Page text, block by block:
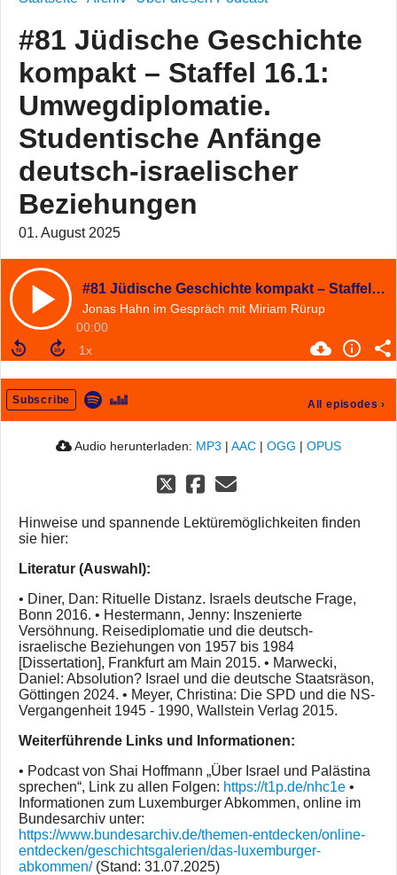
#81 Jüdische Geschichte
kompakt – Staffel 16.1:
Umwegdiplomatie.
Studentische Anfänge
deutsch-israelischer
Beziehungen
01. August 2025
#81 Jüdische Geschichte kompakt – Staffel 16.1: Umwegdiplomatie. Studentische Anfänge deutsch-israelischer Beziehungen
Jonas Hahn im Gespräch mit Miriam Rürup
00:00
Subscribe All episodes ›
Audio herunterladen: MP3 | AAC | OGG | OPUS
Hinweise und spannende Lektüremöglichkeiten finden
sie hier:
Literatur (Auswahl):
• Diner, Dan: Rituelle Distanz. Israels deutsche Frage,
Bonn 2016. • Hestermann, Jenny: Inszenierte
Versöhnung. Reisediplomatie und die deutsch-
israelische Beziehungen von 1957 bis 1984
[Dissertation], Frankfurt am Main 2015. • Marwecki,
Daniel: Absolution? Israel und die deutsche Staatsräson,
Göttingen 2024. • Meyer, Christina: Die SPD und die NS-
Vergangenheit 1945 - 1990, Wallstein Verlag 2015.
Weiterführende Links und Informationen:
• Podcast von Shai Hoffmann „Über Israel und Palästina
sprechen“, Link zu allen Folgen: https://t1p.de/nhc1e •
Informationen zum Luxemburger Abkommen, online im
Bundesarchiv unter:
https://www.bundesarchiv.de/themen-entdecken/online-
entdecken/geschichtsgalerien/das-luxemburger-
abkommen/(Stand: 31.07.2025)